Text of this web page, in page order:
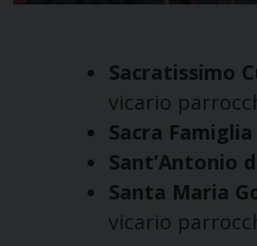
Sacratissimo
vicario
Sacra Famiglia
Sant’Antonio
Santa Maria
vicario